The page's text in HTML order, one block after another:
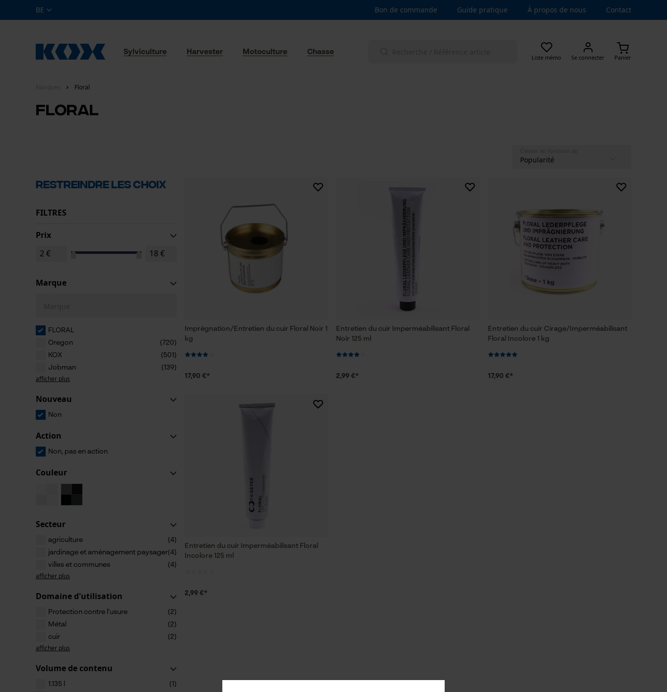
BE Bon de commande Guide pratique À propos de nous Contact
Liste mémo Se connecter Panier
Sylviculture Harvester Motoculture Chasse
Floral
Floral
RESTREINDRE LES CHOIX
FILTRES
Prix
Marque
FLORAL
Oregon
(720)
KOX
(501)
Jobman
(139)
afficher plus
Nouveau
Non
Action
Non, pas en action
Couleur
Secteur
agriculture
(4)
jardinage et aménagement paysager(4)
villes et communes
(4)
afficher plus
Domaine d'utilisation
Protection contre l'usure
(2)
Métal
(2)
cuir
(2)
afficher plus
Volume de contenu
1.135 l
(1)
Imprégnation/Entretien du cuir Floral Noir 1
kg
17,90 €*
Entretien du cuir Imperméabilisant Floral
Noir 125 ml
2,99 €*
Entretien du cuir Cirage/Imperméabilisant
Floral Incolore 1 kg
17,90 €*
Entretien du cuir Imperméabilisant Floral
Incolore 125 ml
2,99 €*